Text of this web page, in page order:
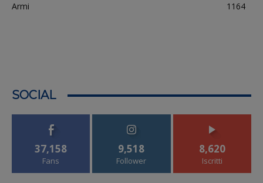
Armi
1164
SOCIAL
37,158
Fans
9,518
Follower
8,620
Iscritti